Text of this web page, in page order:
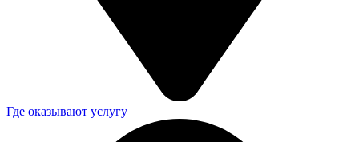
Где оказывают услугу